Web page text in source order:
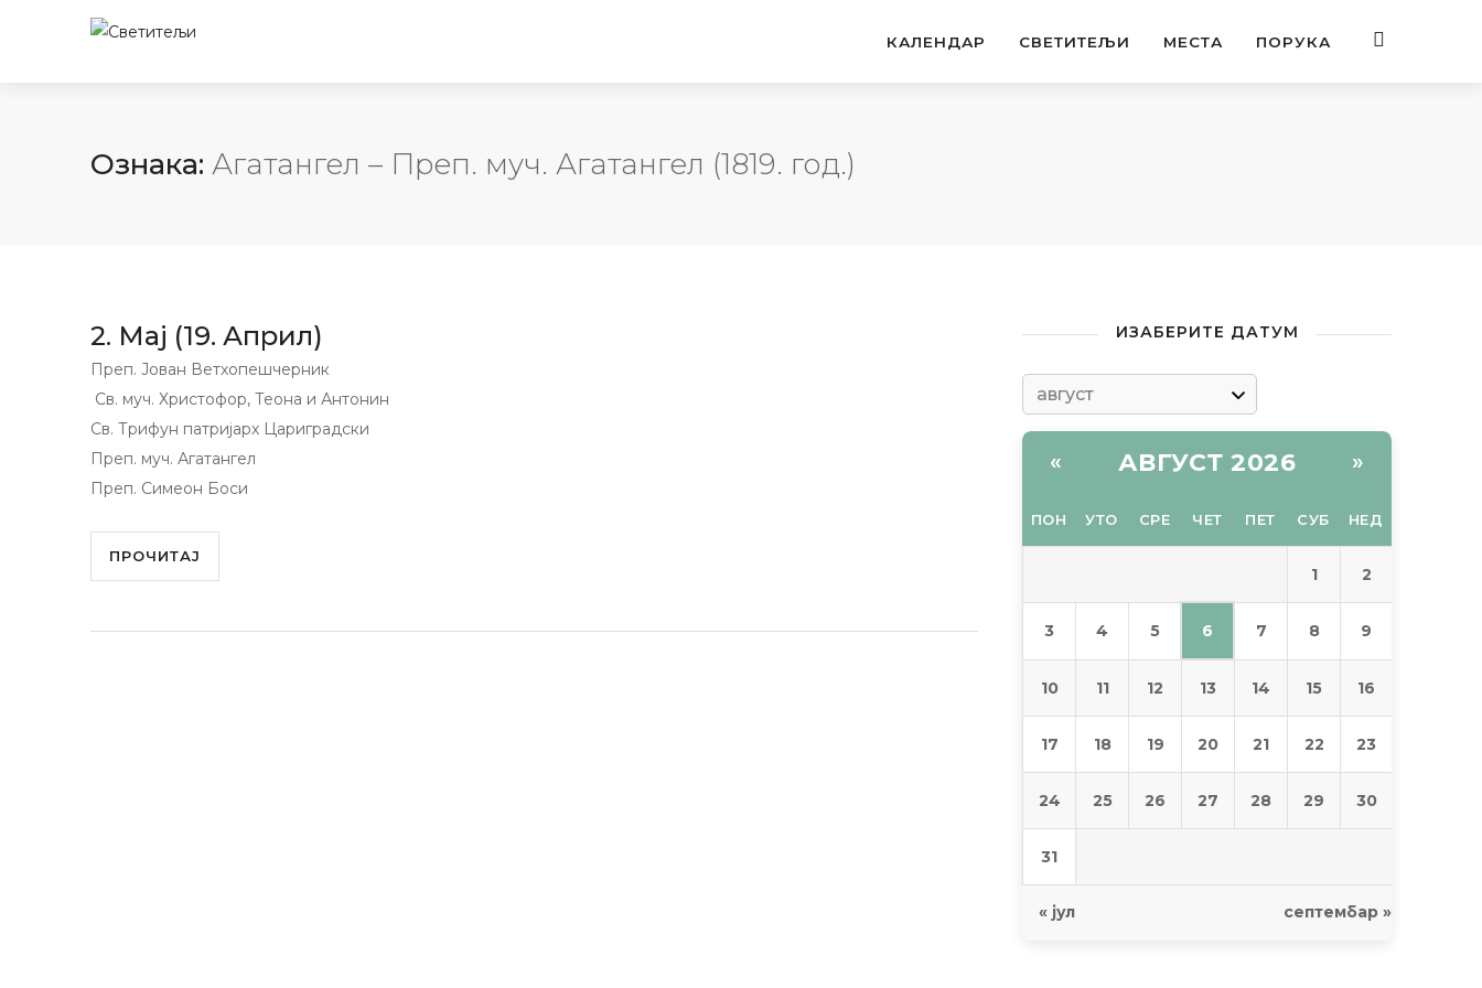
КАЛЕНДАР СВЕТИТЕЉИ МЕСТА ПОРУКА
Ознака: Агатангел – Преп. муч. Агатангел (1819. год.)
2. Мај (19. Април)
Преп. Јован Ветхопешчерник
Св. муч. Христофор, Теона и Антонин
Св. Трифун патријарх Цариградски
Преп. муч. Агатангел
Преп. Симеон Боси
ПРОЧИТАЈ
ИЗАБЕРИТЕ ДАТУМ
« АВГУСТ 2026 »
ПОН УТО СРЕ ЧЕТ ПЕТ СУБ НЕД
1 2
3 4 5 6 7 8 9
10 11 12 13 14 15 16
17 18 19 20 21 22 23
24 25 26 27 28 29 30
31
« јул септембар »